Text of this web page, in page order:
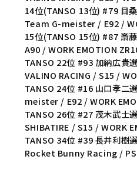
14位(TANSO 13位) #79 目
Team G-meister / E92 /
15位(TANSO 15位) #87 斎
A90 / WORK EMOTION
TANSO 22位 #93 加納広貴
VALINO RACING / S15 /
TANSO 24位 #16 山口孝二
meister / E92 / WORK
TANSO 26位 #27 茂木武士
SHIBATIRE / S15 / WORK
TANSO 34位 #39 長井利樹
Rocket Bunny Racing /